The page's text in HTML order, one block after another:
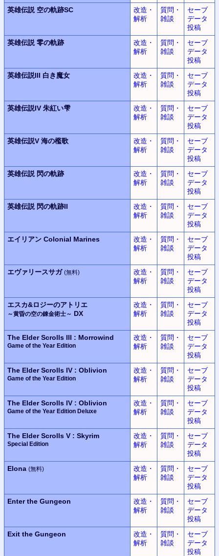
英雄伝説 空の軌跡SC
改造・
解析
質問・
雑談
セーブ
データ
投稿
英雄伝説 零の軌跡
改造・
解析
質問・
雑談
セーブ
データ
投稿
英雄伝説III 白き魔女
改造・
解析
質問・
雑談
セーブ
データ
投稿
英雄伝説IV 朱紅い雫
改造・
解析
質問・
雑談
セーブ
データ
投稿
英雄伝説V 海の檻歌
改造・
解析
質問・
雑談
セーブ
データ
投稿
英雄伝説 閃の軌跡
改造・
解析
質問・
雑談
セーブ
データ
投稿
英雄伝説 閃の軌跡II
改造・
解析
質問・
雑談
セーブ
データ
投稿
エイリアン Colonial Marines
改造・
解析
質問・
雑談
セーブ
データ
投稿
エヴァリースサガ (無料)
改造・
解析
質問・
雑談
セーブ
データ
投稿
エスカ&ロジーのアトリエ
～黄昏の空の錬金術士～ DX
改造・
解析
質問・
雑談
セーブ
データ
投稿
The Elder Scrolls III : Morrowind
Game of the Year Edition
改造・
解析
質問・
雑談
セーブ
データ
投稿
The Elder Scrolls IV : Oblivion
Game of the Year Edition
改造・
解析
質問・
雑談
セーブ
データ
投稿
The Elder Scrolls IV : Oblivion
Game of the Year Edition Deluxe
改造・
解析
質問・
雑談
セーブ
データ
投稿
The Elder Scrolls V : Skyrim
Special Edition
改造・
解析
質問・
雑談
セーブ
データ
投稿
Elona (無料)
改造・
解析
質問・
雑談
セーブ
データ
投稿
Enter the Gungeon
改造・
解析
質問・
雑談
セーブ
データ
投稿
Exit the Gungeon
改造・
解析
質問・
雑談
セーブ
データ
投稿